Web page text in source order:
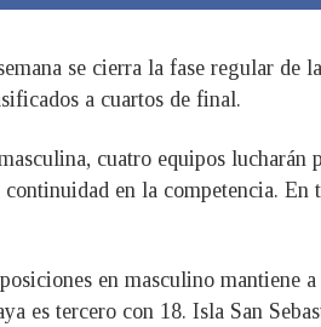
se cierra la fase regular
a cuartos de final.
cuatro equipos
en la competencia.
en masculino mantiene
es tercero con 18. Isla San